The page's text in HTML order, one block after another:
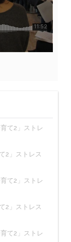
て2」ストレ
2」ストレス
て2」ストレ
2」ストレス
て2」ストレ